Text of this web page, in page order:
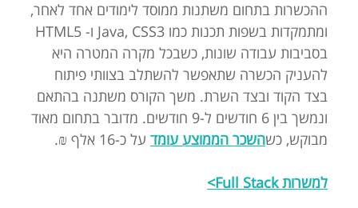
ההכשרות בתחום משתנות ממוסד לימודים אחד לאחר,
ומתמקדות בשפות תכנות כמו Java, CSS3 ו- HTML5
בסביבות עבודה שונות, כשבכל מקרה המטרה היא
להעניק הכשרה שתאפשר להשתלב בצוותי פיתוח
בצד הקוד ובצד השרת. משך הקורס משתנה בהתאם
ונמשך בין 6 חודשים ל-9 חודשים. מדובר בתחום מאוד
מבוקש, כשהשכר הממוצע עומד על כ-16 אלף ₪.
למשרות Full Stack>